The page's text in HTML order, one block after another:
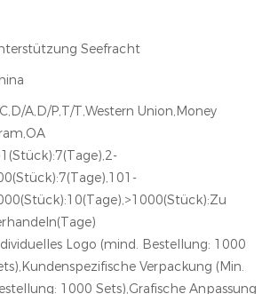
Seefracht
A,D/P,T/T,Western Union,Money
Logo (mind. Bestellung: 1000
Verpackung (Min.
1000 Sets),Grafische Anpassung